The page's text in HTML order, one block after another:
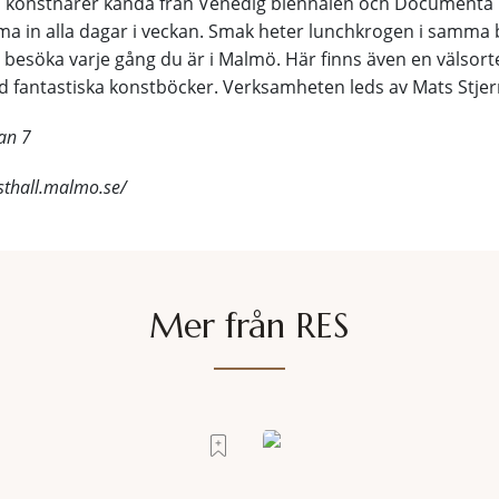
in alla dagar i veckan. Smak heter lunchkrogen i samma
varje gång du är i Malmö. Här finns även en
fantastiska konstböcker. Verksamheten leds av Mats
7
Mer från RES